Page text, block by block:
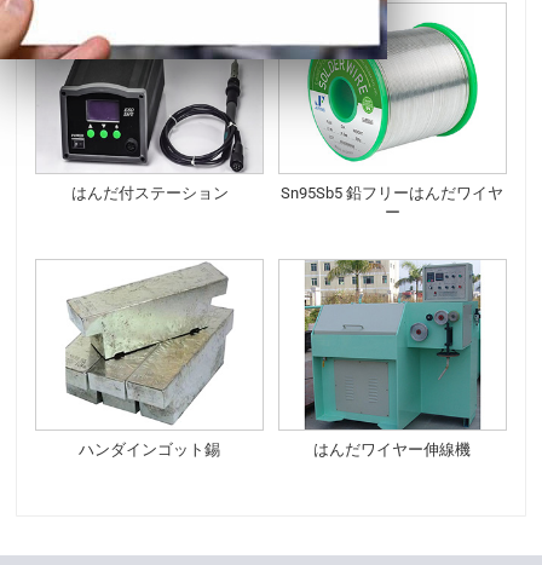
はんだ付ステーション
Sn95Sb5 鉛フリーはんだワイヤ
ー
ハンダインゴット錫 はんだワイヤー伸線機